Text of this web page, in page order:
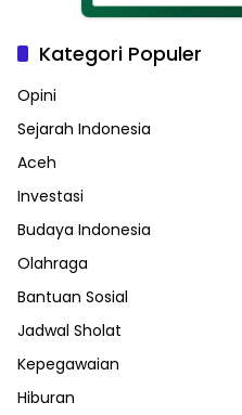
Kategori Populer
Opini
Sejarah Indonesia
Aceh
Investasi
Budaya Indonesia
Olahraga
Bantuan Sosial
Jadwal Sholat
Kepegawaian
Hiburan